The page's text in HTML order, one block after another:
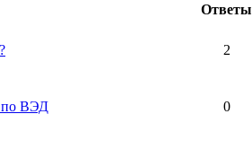
Ответы
2
по ВЭД 0